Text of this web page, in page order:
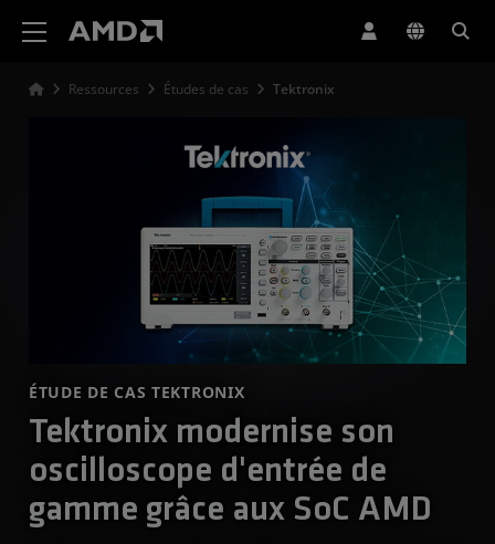
Ressources Études de cas Tektronix
ÉTUDE DE CAS TEKTRONIX
Tektronix modernise son
oscilloscope d'entrée de
gamme grâce aux SoC AMD